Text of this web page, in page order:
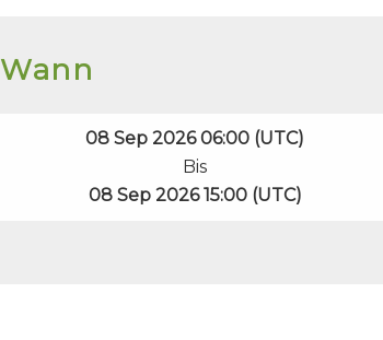
Wann
08 Sep 2026 06:00 (UTC)
Bis
08 Sep 2026 15:00 (UTC)